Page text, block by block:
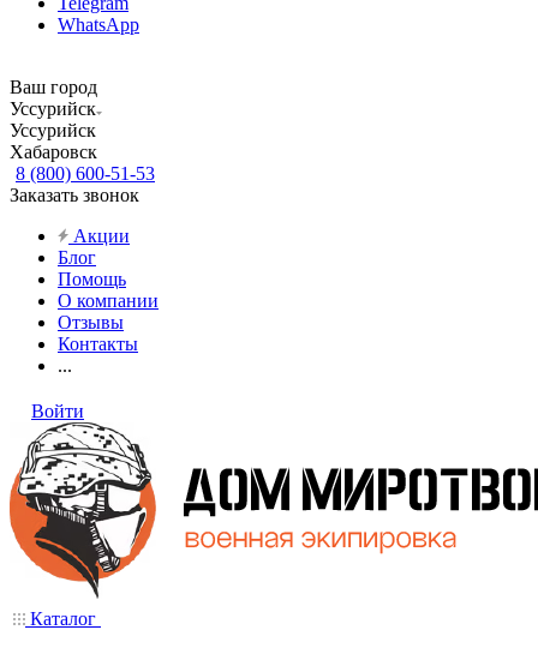
WhatsApp
Ваш город
Уссурийск
Уссурийск
Хабаровск
8 (800) 600-51-53
Заказать звонок
Акции
Блог
Помощь
О компании
Отзывы
Контакты
...
Войти
Каталог